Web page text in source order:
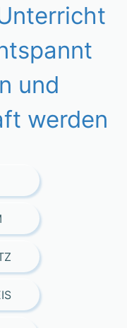
und
werden